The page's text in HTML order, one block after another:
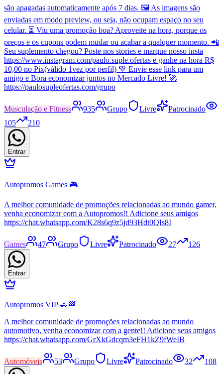
são apagadas automaticamente após 7 dias. 🖼️ As imagens são
enviadas em modo preview, ou seja, não ocupam espaço no seu
celular. ⏳ Viu uma promoção boa? Aproveite na hora, porque os
preços e os cupons podem mudar ou acabar a qualquer momento. 📲
Seu suplemento chegou? Poste nos stories e marque nosso insta
https://www.instagram.com/paulo.suple.ofertas e ganhe na hora R$
10,00 no Pix(válido 1vez por perfil) 💚 Envie esse link para um
amigo e Bora economizar juntos no Mercado Livre! 🚀
https://paulosupleofertas.com/grupo
Musculação e Fitness 935 Grupo Livre
Patrocinado
105
210
Entrar
Autopromos Games 🎮
A melhor comunidade de promoções relacionadas ao mundo gamer,
venha economizar com a Autopromos!! Adicione seus amigos
https://chat.whatsapp.com/K28s6q9z5jd93Hdt0QIs8I
Games 47 Grupo Livre Patrocinado 27 126
Entrar
Autopromos VIP 🚗🏁
A melhor comunidade de promoções relacionadas ao mundo
automotivo, venha economizar com a gente!! Adicione seus amigos
https://chat.whatsapp.com/GrXkGdcqm3eFH1kZ9fWeIB
Automóveis 53 Grupo Livre Patrocinado 32 108